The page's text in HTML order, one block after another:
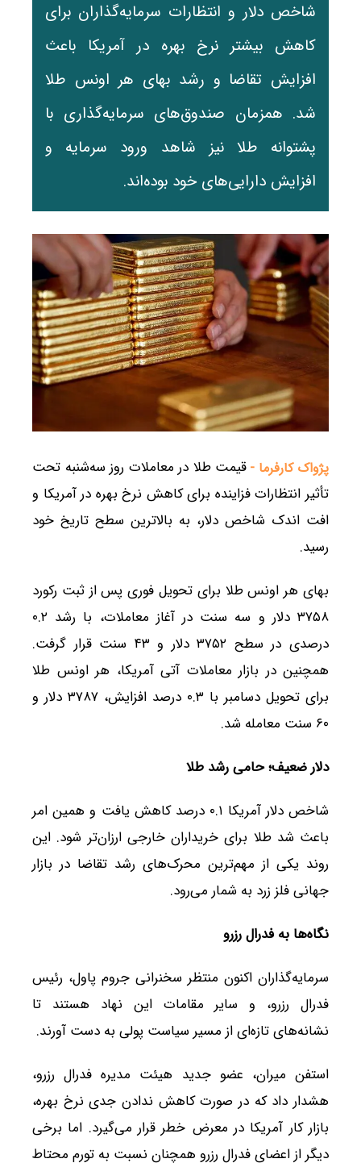
شاخص دلار و انتظارات سرمایه‌گذاران برای
کاهش بیشتر نرخ بهره در آمریکا باعث
افزایش تقاضا و رشد بهای هر اونس طلا
شد. همزمان صندوق‌های سرمایه‌گذاری با
پشتوانه طلا نیز شاهد ورود سرمایه و
افزایش دارایی‌های خود بوده‌اند.
پژواک کارفرما - قیمت طلا در معاملات روز سه‌شنبه تحت
تأثیر انتظارات فزاینده برای کاهش نرخ بهره در آمریکا و
افت اندک شاخص دلار، به بالاترین سطح تاریخ خود
رسید.
بهای هر اونس طلا برای تحویل فوری پس از ثبت رکورد
۳۷۵۸ دلار و سه سنت در آغاز معاملات، با رشد ۰.۲
درصدی در سطح ۳۷۵۲ دلار و ۴۳ سنت قرار گرفت.
همچنین در بازار معاملات آتی آمریکا، هر اونس طلا
برای تحویل دسامبر با ۰.۳ درصد افزایش، ۳۷۸۷ دلار و
۶۰ سنت معامله شد.
دلار ضعیف؛ حامی رشد طلا
شاخص دلار آمریکا ۰.۱ درصد کاهش یافت و همین امر
باعث شد طلا برای خریداران خارجی ارزان‌تر شود. این
روند یکی از مهم‌ترین محرک‌های رشد تقاضا در بازار
جهانی فلز زرد به شمار می‌رود.
نگاه‌ها به فدرال رزرو
سرمایه‌گذاران اکنون منتظر سخنرانی جروم پاول، رئیس
فدرال رزرو، و سایر مقامات این نهاد هستند تا
نشانه‌های تازه‌ای از مسیر سیاست پولی به دست آورند.
استفن میران، عضو جدید هیئت مدیره فدرال رزرو،
هشدار داد که در صورت کاهش ندادن جدی نرخ بهره،
بازار کار آمریکا در معرض خطر قرار می‌گیرد. اما برخی
دیگر از اعضای فدرال رزرو همچنان نسبت به تورم محتاط